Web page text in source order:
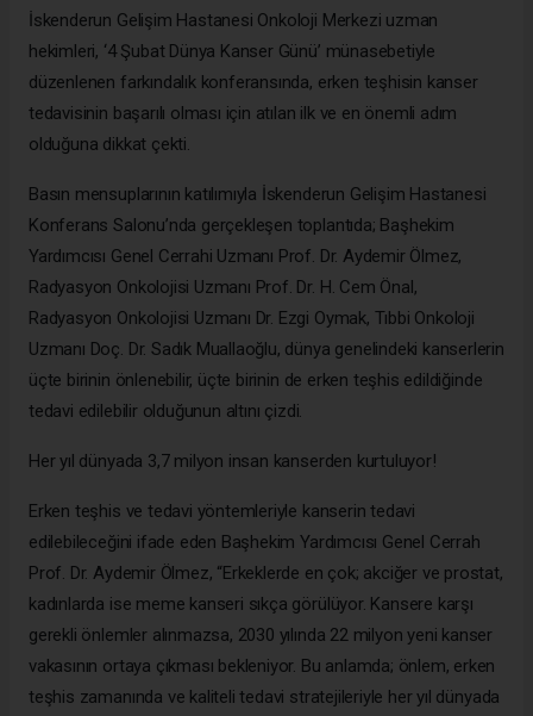
İskenderun Gelişim Hastanesi Onkoloji Merkezi uzman
hekimleri, ‘4 Şubat Dünya Kanser Günü’ münasebetiyle
düzenlenen farkındalık konferansında, erken teşhisin kanser
tedavisinin başarılı olması için atılan ilk ve en önemli adım
olduğuna dikkat çekti.
Basın mensuplarının katılımıyla İskenderun Gelişim Hastanesi
Konferans Salonu’nda gerçekleşen toplantıda; Başhekim
Yardımcısı Genel Cerrahi Uzmanı Prof. Dr. Aydemir Ölmez,
Radyasyon Onkolojisi Uzmanı Prof. Dr. H. Cem Önal,
Radyasyon Onkolojisi Uzmanı Dr. Ezgi Oymak, Tıbbi Onkoloji
Uzmanı Doç. Dr. Sadık Muallaoğlu, dünya genelindeki kanserlerin
üçte birinin önlenebilir, üçte birinin de erken teşhis edildiğinde
tedavi edilebilir olduğunun altını çizdi.
Her yıl dünyada 3,7 milyon insan kanserden kurtuluyor!
Erken teşhis ve tedavi yöntemleriyle kanserin tedavi
edilebileceğini ifade eden Başhekim Yardımcısı Genel Cerrah
Prof. Dr. Aydemir Ölmez, “Erkeklerde en çok; akciğer ve prostat,
kadınlarda ise meme kanseri sıkça görülüyor. Kansere karşı
gerekli önlemler alınmazsa, 2030 yılında 22 milyon yeni kanser
vakasının ortaya çıkması bekleniyor. Bu anlamda; önlem, erken
teşhis zamanında ve kaliteli tedavi stratejileriyle her yıl dünyada